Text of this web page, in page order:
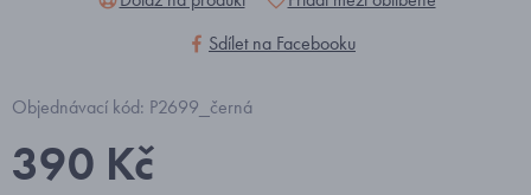
Sdílet na Facebooku
Objednávací kód: P2699_černá
390 Kč